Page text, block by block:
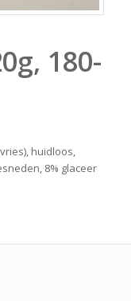
180-
huidloos,
8% glaceer